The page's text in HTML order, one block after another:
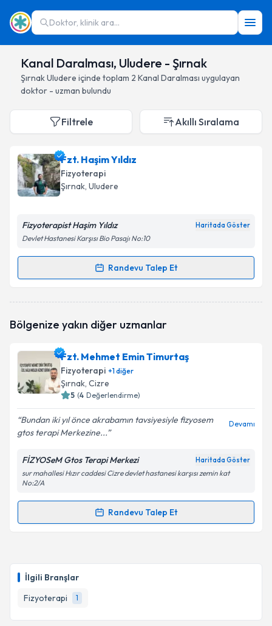
Doktor, klinik ara...
Kanal Daralması, Uludere - Şırnak
ŞırnakUludere içinde toplam 2 Kanal Daralması uygulayan
doktor - uzman bulundu
İlgili Branşlar
Fizyoterapi
1
Filtrele Akıllı Sıralama
Fzt. Haşim Yıldız
Fizyoterapi
Şırnak, Uludere
Fizyoterapist Haşim Yıldız Haritada Göster
Devlet Hastanesi Karşısı Bio Pasajı No:10
Randevu Talep Et
Randevu Takvimi Talebi
oluşturun. Size bu uzmandan randevu almanız için bir
E-posta Adresiniz
Kişisel verilerimin işlenmesine ilişkinAydınlatma
Metni'ni okudum ve kişisel verilerimin belirtilen
Bölgenize yakın diğer uzmanlar
Fzt. Mehmet Emin Timurtaş
Fizyoterapi +1diğer
Şırnak, Cizre
5 (4 Değerlendirme)
Bundan iki yıl önce akrabamın tavsiyesiyle fizyosem
gtos terapi Merkezine...
Devamı
FİZYOSeM Gtos Terapi Merkezi Haritada Göster
sur mahallesi Hızır caddesi Cizre devlet hastanesi karşısı zemin kat
No:2/A
Randevu Talep Et
Randevu Takvimi Talebi
için bir takvim hazırlandığında e-posta ile
bilgilendireceğiz.
E-posta Adresiniz